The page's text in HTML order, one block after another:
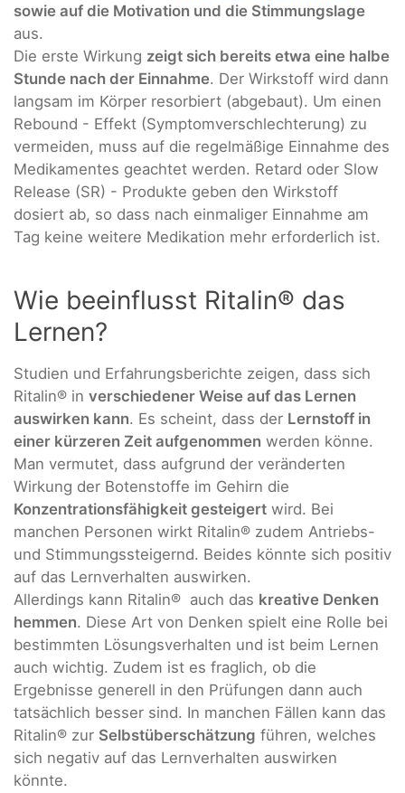
sowie auf die Motivation und die Stimmungslage
aus.
Die erste Wirkung zeigt sich bereits etwa eine halbe
Stunde nach der Einnahme. Der Wirkstoff wird dann
langsam im Körper resorbiert (abgebaut). Um einen
Rebound - Effekt (Symptomverschlechterung) zu
vermeiden, muss auf die regelmäßige Einnahme des
Medikamentes geachtet werden. Retard oder Slow
Release (SR) - Produkte geben den Wirkstoff
dosiert ab, so dass nach einmaliger Einnahme am
Tag keine weitere Medikation mehr erforderlich ist.
Wie beeinflusst Ritalin® das
Lernen?
Studien und Erfahrungsberichte zeigen, dass sich
Ritalin® in verschiedener Weise auf das Lernen
auswirken kann. Es scheint, dass der Lernstoff in
einer kürzeren Zeit aufgenommen werden könne.
Man vermutet, dass aufgrund der veränderten
Wirkung der Botenstoffe im Gehirn die
Konzentrationsfähigkeit gesteigert wird. Bei
manchen Personen wirkt Ritalin® zudem Antriebs-
und Stimmungssteigernd. Beides könnte sich positiv
auf das Lernverhalten auswirken.
Allerdings kann Ritalin® auch das kreative Denken
hemmen. Diese Art von Denken spielt eine Rolle bei
bestimmten Lösungsverhalten und ist beim Lernen
auch wichtig. Zudem ist es fraglich, ob die
Ergebnisse generell in den Prüfungen dann auch
tatsächlich besser sind. In manchen Fällen kann das
Ritalin® zur Selbstüberschätzung führen, welches
sich negativ auf das Lernverhalten auswirken
könnte.